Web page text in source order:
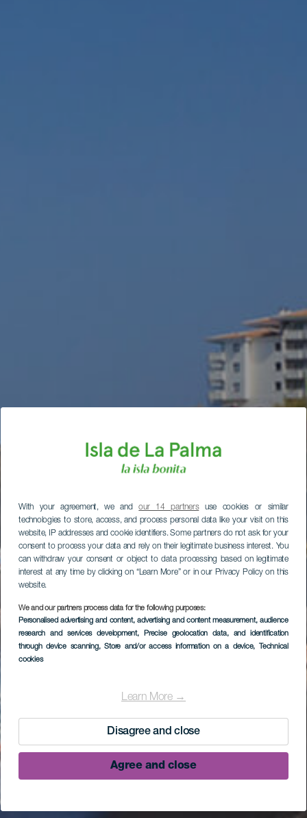
With your agreement, we andour 14 partnersuse cookies or similar
technologies to store, access, and process personal data like your visit on this
website, IP addresses and cookie identifiers. Some partners do not ask for your
consent to process your data and rely on their legitimate business interest. You
can withdraw your consent or object to data processing based on legitimate
interest at any time by clicking on “Learn More” or in our Privacy Policy on this
website.
We and our partners process data for the following purposes:
Personalised advertising and content, advertising and content measurement, audience
research and services development, Precise geolocation data, and identification
through device scanning, Store and/or access information on a device, Technical
cookies
Learn More →
Disagree and close
Agree and close